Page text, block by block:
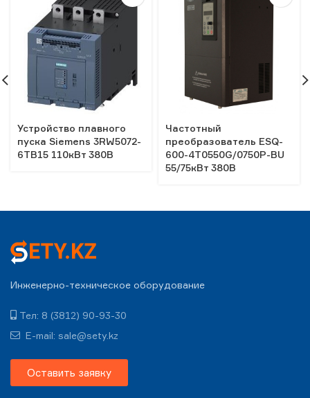
Устройство плавного
пуска Siemens 3RW5072-
6TB15 110кВт 380В
Частотный
преобразователь ESQ-
600-4T0550G/0750P-BU
55/75кВт 380В
Инженерно-техническое оборудование
Тел: 8 (3812) 90-93-30
E-mail: sale@sety.kz
Оставить заявку